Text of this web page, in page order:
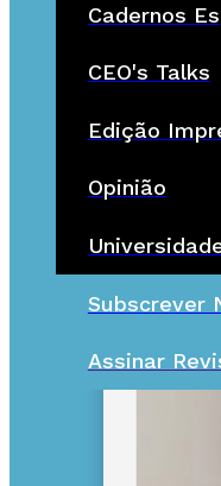
Cadernos
CEO's Talks
Edição
Opinião
Subscrever
Assinar